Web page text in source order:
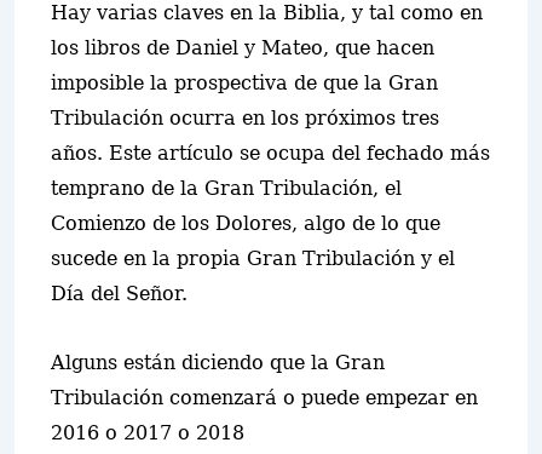
Hay varias claves en la Biblia, y tal como en
los libros de Daniel y Mateo, que hacen
imposible la prospectiva de que la Gran
Tribulación ocurra en los próximos tres
años. Este artículo se ocupa del fechado más
temprano de la Gran Tribulación, el
Comienzo de los Dolores, algo de lo que
sucede en la propia Gran Tribulación y el
Día del Señor.
Alguns están diciendo que la Gran
Tribulación comenzará o puede empezar en
2016 o 2017 o 2018